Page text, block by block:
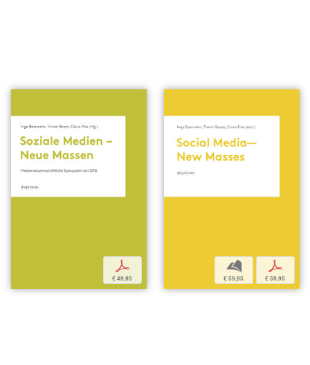
p
€ 49,95
b
€ 59,95
p
€ 59,95